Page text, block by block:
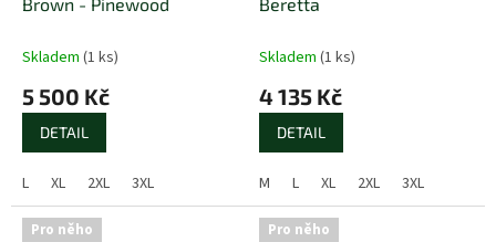
Skladem (1 ks)
5 500 Kč
DETAIL
L XL 2XL 3XL
Skladem (1 ks)
4 135 Kč
DETAIL
M L XL 2XL 3XL
Pro něho
Pro něho